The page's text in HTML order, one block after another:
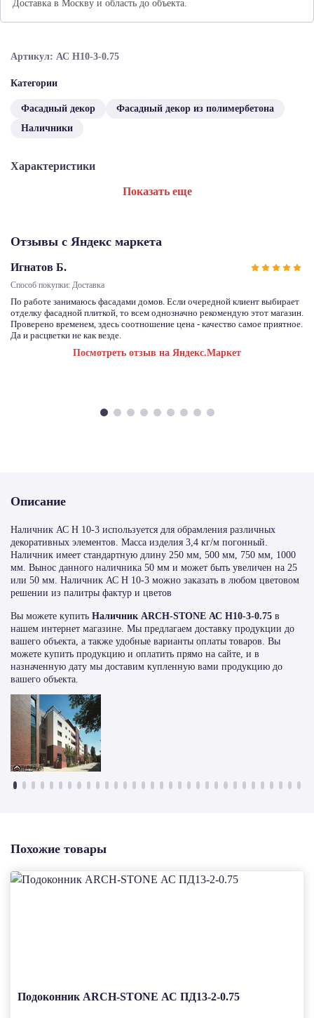
Артикул: АС Н10-3-0.75
Категории
Фасадный декор
Фасадный декор из полимербетона
Наличники
Характеристики
Показать еще
Доставка в Москву и область до объекта.
Отзывы с Яндекс маркета
Игнатов Б.
Способ покупки: Доставка
По работе занимаюсь фасадами домов. Если очередной клиент выбирает
отделку фасадной плиткой, то всем однозначно рекомендую этот магазин.
Проверено временем, здесь соотношение цена - качество самое приятное.
Да и расцветки не как везде.
Посмотреть отзыв на Яндекс.Маркет
Описание
Наличник АС Н 10-3 используется для обрамления различных
декоративных элементов. Масса изделия 3,4 кг/м погонный.
Наличник имеет стандартную длину 250 мм, 500 мм, 750 мм, 1000
мм. Вынос данного наличника 50 мм и может быть увеличен на 25
или 50 мм. Наличник АС Н 10-3 можно заказать в любом цветовом
решении из палитры фактур и цветов
Вы можете купить Наличник ARCH-STONE АС Н10-3-0.75 в
нашем интернет магазине. Мы предлагаем доставку продукции до
вашего объекта, а также удобные варианты оплаты товаров. Вы
можете купить продукцию и оплатить прямо на сайте, и в
назначенную дату мы доставим купленную вами продукцию до
вашего объекта.
Похожие товары
Подоконник ARCH-STONE АС ПД13-2-0.75